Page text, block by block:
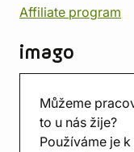
Můžeme
to u nás žije?
Používáme je
Affiliate program
imago
Prodejna
Herna
O nás